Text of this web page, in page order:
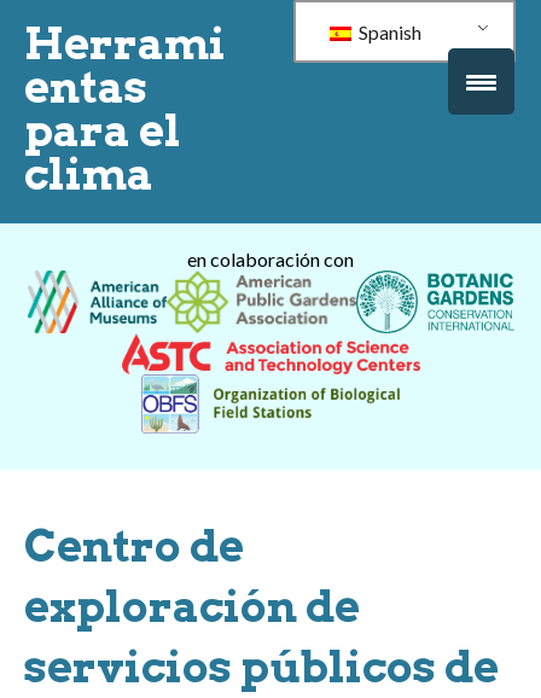
Herrami
entas
para el
clima
Spanish
en colaboración con
Centro de
exploración de
servicios públicos de